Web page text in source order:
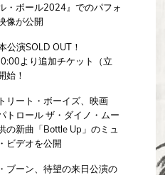
・ボール2024』でのパフォ
像が公開
公演SOLD OUT！
より追加チケット（立
始！
リート・ボーイズ、映画
トロール ザ・ダイノ・ムー
の新曲「Bottle Up」のミュ
ビデオを公開
ブーン、待望の来日公演の